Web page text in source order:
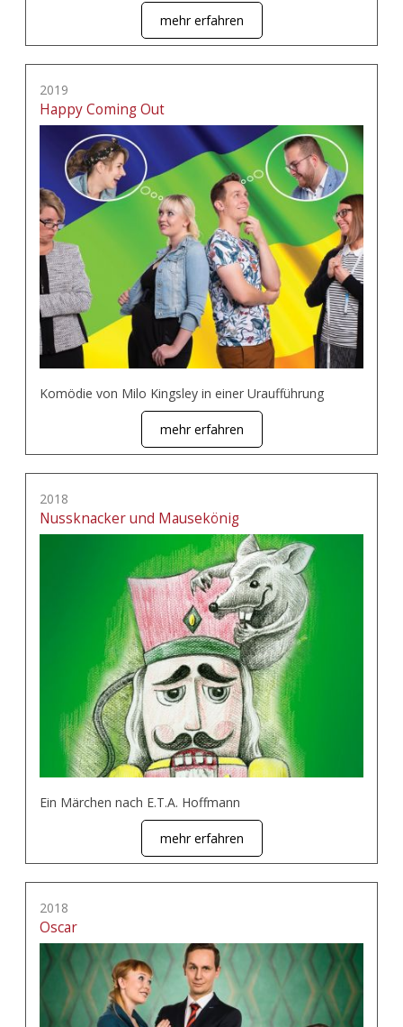
mehr erfahren
2019
Happy Coming Out
Komödie von Milo Kingsley in einer Uraufführung
mehr erfahren
2018
Nussknacker und Mausekönig
Ein Märchen nach E.T.A. Hoffmann
mehr erfahren
2018
Oscar